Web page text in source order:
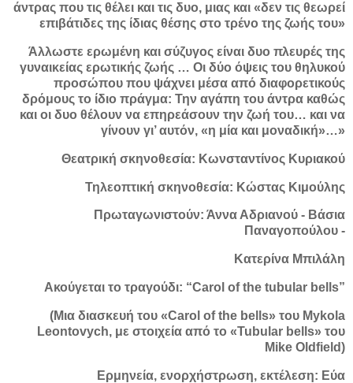
άντρας που τις θέλει και τις δυο, μιας και «δεν τις θεωρεί
επιβάτιδες της ίδιας θέσης στο τρένο της ζωής του»
Άλλωστε ερωμένη και σύζυγος είναι δυο πλευρές της
γυναικείας ερωτικής ζωής … Οι δύο όψεις του θηλυκού
προσώπου που ψάχνει μέσα από διαφορετικούς
δρόμους το ίδιο πράγμα: Την αγάπη του άντρα καθώς
και οι δυο θέλουν να επηρεάσουν την ζωή του… και να
γίνουν γι’ αυτόν, «η μία και μοναδική»…»
Θεατρική σκηνοθεσία: Κωνσταντίνος Κυριακού
Τηλεοπτική σκηνοθεσία: Κώστας Κιμούλης
Πρωταγωνιστούν: Άννα Αδριανού - Βάσια
Παναγοπούλου -
Κατερίνα Μπιλάλη
Ακούγεται το τραγούδι: “Carol of the tubular bells”
(Μια διασκευή του «Carol of the bells» του Mykola
Leontovych, με στοιχεία από το «Tubular bells» του
Mike Oldfield)
Ερμηνεία, ενορχήστρωση, εκτέλεση: Εύα